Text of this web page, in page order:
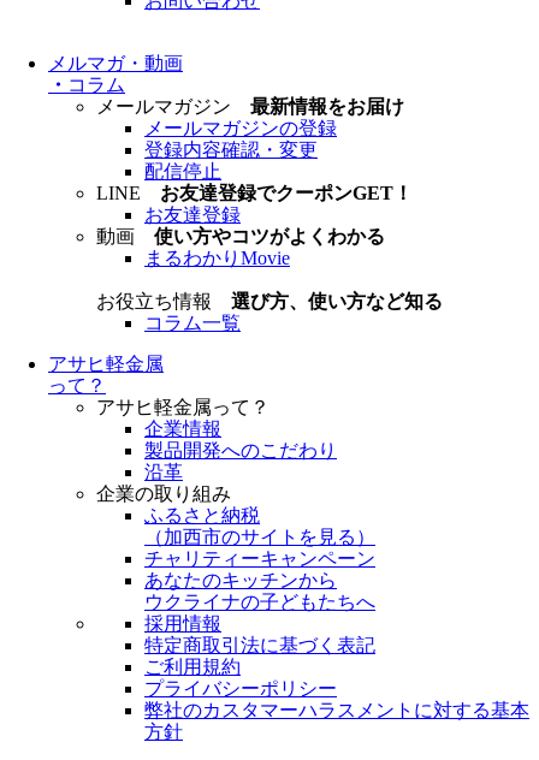
メルマガ・動画
・ コラム
メールマガジン 最新情報をお届け
メールマガジンの登録
登録内容確認・変更
配信停止
LINE お友達登録でクーポンGET！
お友達登録
動画 使い方やコツがよくわかる
まるわかりMovie
お役立ち情報 選び方、使い方など知る
コラム一覧
アサヒ軽金属
って？
アサヒ軽金属って？
企業情報
製品開発へのこだわり
沿革
企業の取り組み
ふるさと納税
（加西市のサイトを見る ）
チャリティーキャンペーン
あなたのキッチンから
ウクライナの子どもたちへ
採用情報
特定商取引法に基づく表記
ご利用規約
プライバシーポリシー
弊社のカスタマーハラスメントに対する基本
方針